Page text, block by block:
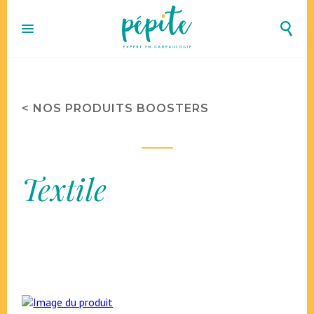
< NOS PRODUITS BOOSTERS
Textile